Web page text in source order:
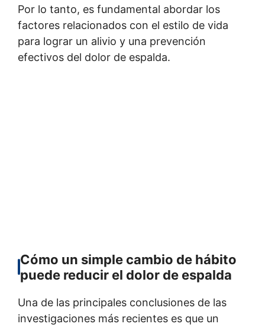
Por lo tanto, es fundamental abordar los
factores relacionados con el estilo de vida
para lograr un alivio y una prevención
efectivos del dolor de espalda.
Cómo un simple cambio de hábito
puede reducir el dolor de espalda
Una de las principales conclusiones de las
investigaciones más recientes es que un